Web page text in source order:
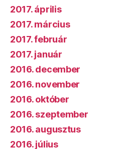
2017. április
2017. március
2017. február
2017. január
2016. december
2016. november
2016. október
2016. szeptember
2016. augusztus
2016. július